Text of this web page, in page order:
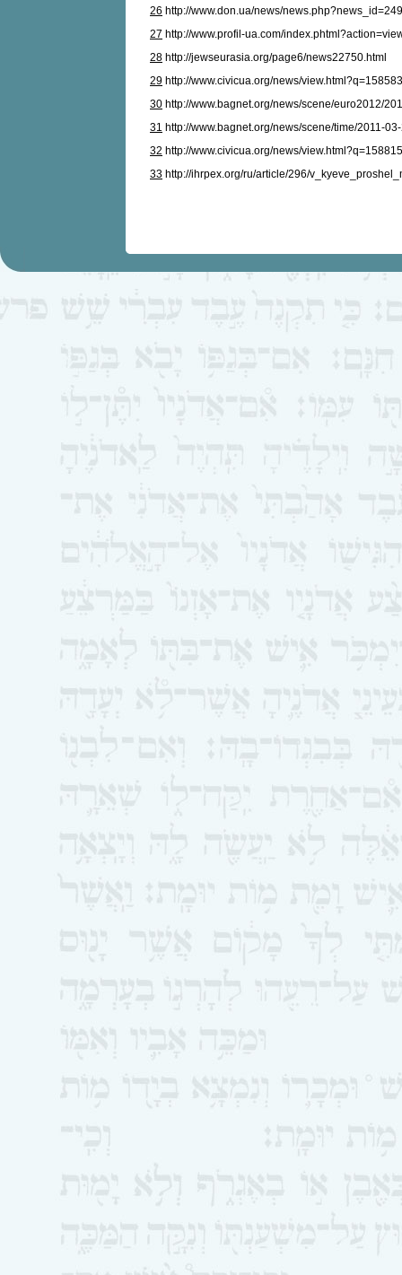
26 http://www.don.ua/news/
27 http://www.profil-ua.com/
28 http://jewseurasia.org/page6/news22750.html
29 http://www.civicua.org/news/
30 http://www.bagnet.org/news/scene/euro2012/
31 http://www.bagnet.org/news/scene/time/2011-
32 http://www.civicua.org/news/
33 http://ihrpex.org/ru/article/296/